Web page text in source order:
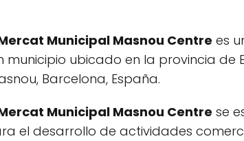
Municipal Masnou Centre es
ubicado en la provincia de
Barcelona, España.
Municipal Masnou Centre se
el desarrollo de actividades